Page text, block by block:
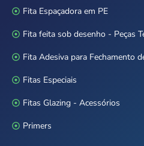
Fita Espaçadora em PE
Fita feita sob desenho - Peças
Fita Adesiva para Fechamento
Fitas Especiais
Fitas Glazing - Acessórios
Primers